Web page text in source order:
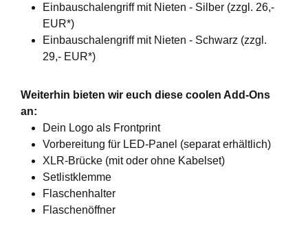
Einbauschalengriff mit Nieten - Silber (zzgl. 26,-
EUR*)
Einbauschalengriff mit Nieten - Schwarz (zzgl.
29,- EUR*)
Weiterhin bieten wir euch diese coolen Add-Ons
an:
Dein Logo als Frontprint
Vorbereitung für LED-Panel (separat erhältlich)
XLR-Brücke (mit oder ohne Kabelset)
Setlistklemme
Flaschenhalter
Flaschenöffner